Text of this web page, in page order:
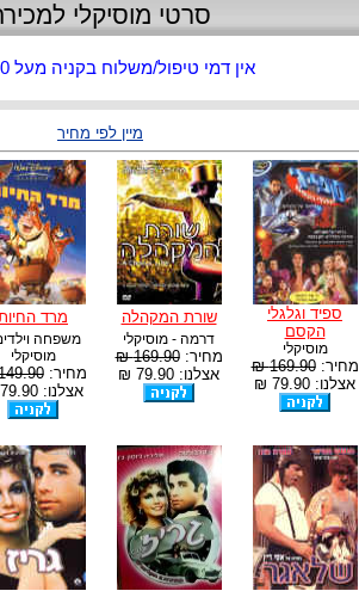
סרטי מוסיקלי
אין דמי טיפול/משלוח בקניה מעל 350 ש"ח
מיין לפי מחיר
ספיד וגלגלי
הקסם
מוסיקלי
מחיר:169.90 ₪
אצלנו: 79.90 ₪
שורת המקהלה
דרמה - מוסיקלי
מחיר:169.90 ₪
אצלנו: 79.90 ₪
מרד
משפחה
מוסיקלי
מחיר:₪
אצלנו: 79.90 ₪